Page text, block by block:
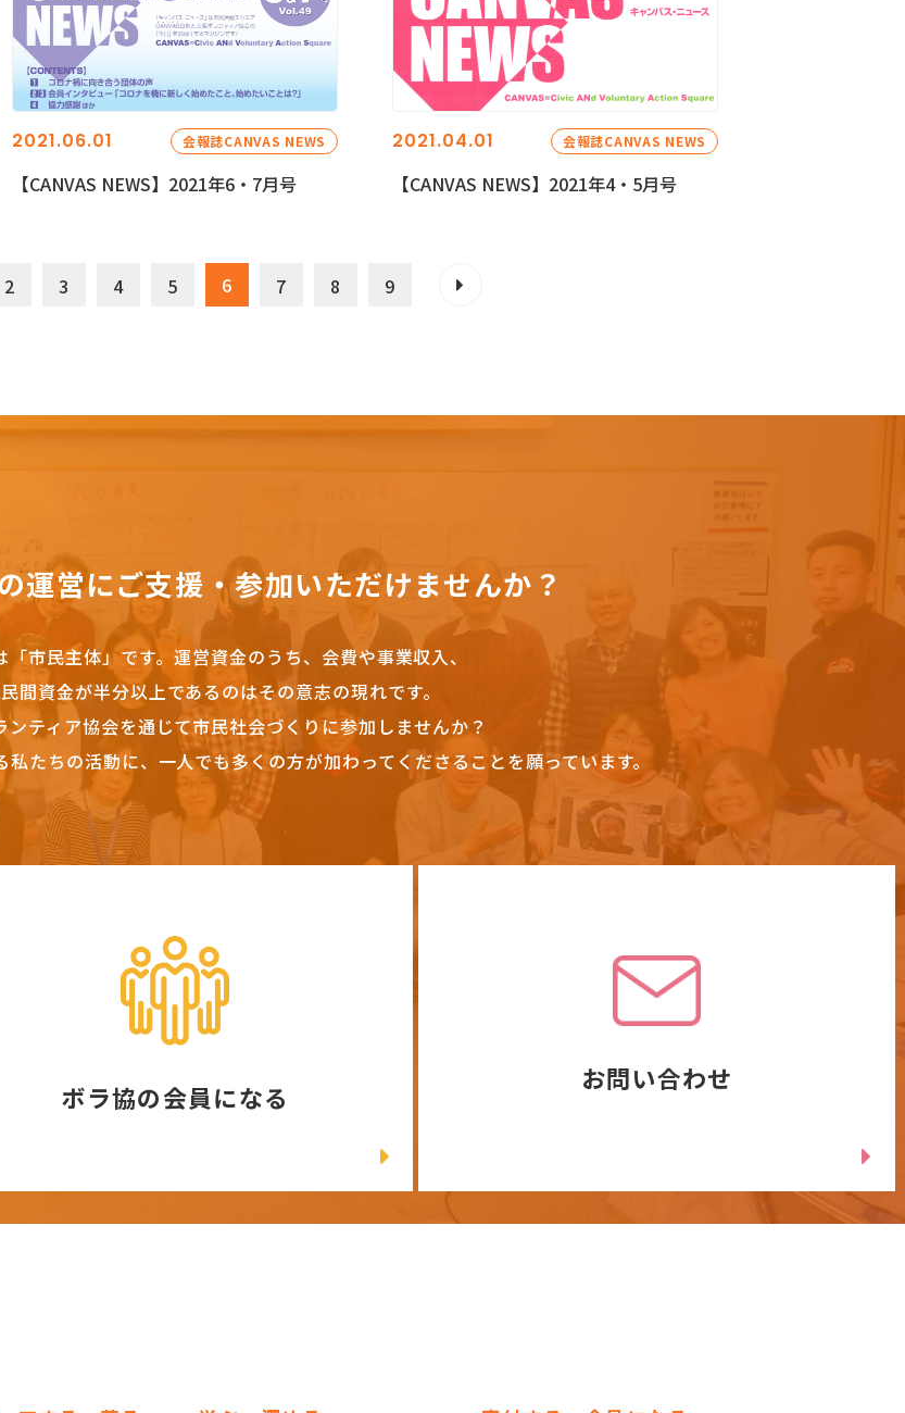
2021.06.01 会報誌CANVAS NEWS
【CANVAS NEWS】2021年6・7月号
2021.04.01 会報誌CANVAS NEWS
【CANVAS NEWS】2021年4・5月号
2 3 4 5 6 7 8 9
運営にご支援・参加いただけませんか？
市民主体」です。 運営資金のうち、会費や事業収入、
間資金が半分以上であるのはその意志の現れです。
ンティア協会を通じて市民社会づくりに参加しませんか？
たちの活動に、一人でも多くの方が加わってくださることを願っています。
ボラ協の会員になる
お問い合わせ